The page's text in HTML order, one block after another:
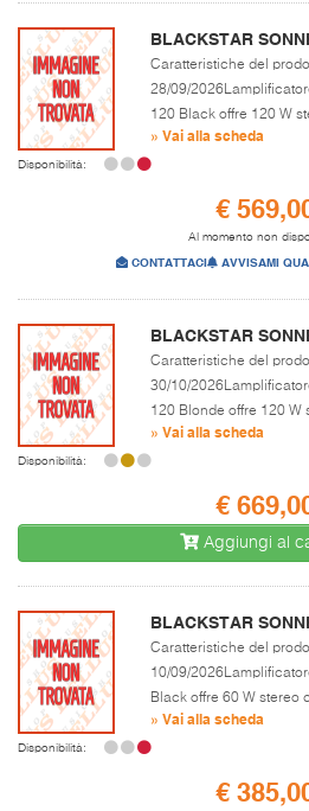
BLACKSTAR
Caratteristiche del
28/09/
120 Black offre 120 W
» Vai alla scheda
Disponibilità:
€
Al momento non
CONTATTACI AVVISAMI
BLACKSTAR
Caratteristiche del
30/10/
120 Blonde offre 120 W
» Vai alla scheda
Disponibilità:
€
Aggiungi al
BLACKSTAR
Caratteristiche del
10/09/
Black offre 60 W stereo
» Vai alla scheda
Disponibilità:
€